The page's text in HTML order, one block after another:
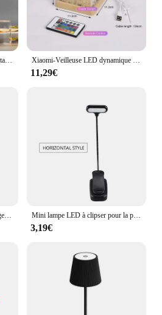
Mini lampe de table Pro sans fil étanche, batterie 5200mAh, IP54, lumière tactile à intensité variable pour restaurant, salle à manger Xiaomi-Veilleuse LED dynamique à ondulation de l'eau, lampe de budgétaire de 16 documents, lumière ambiante de chambre à coucher, télécommande USB, lumière de salle de jeu, décor de bar
11,29€
Lampe de bureau LED avec chargeur sans fil et port USB, veilleuse de chevet, tactile, intensité variable, soins des yeux pour les jeux, lecture à la maison Mini lampe LED à clipser pour la protection des yeux, lampes de lecture, lampe de table de bureau, batterie réglable, flexible, adaptée à la chambre et à l'étude, 62
3,19€